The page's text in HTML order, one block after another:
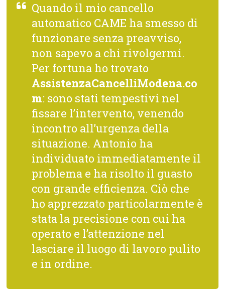
Quando il mio cancello
automatico CAME ha smesso di
funzionare senza preavviso,
non sapevo a chi rivolgermi.
Per fortuna ho trovato
AssistenzaCancelliModena.co
m: sono stati tempestivi nel
fissare l’intervento, venendo
incontro all’urgenza della
situazione. Antonio ha
individuato immediatamente il
problema e ha risolto il guasto
con grande efficienza. Ciò che
ho apprezzato particolarmente è
stata la precisione con cui ha
operato e l’attenzione nel
lasciare il luogo di lavoro pulito
e in ordine.